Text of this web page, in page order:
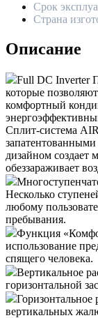
Срок
Страна
Описание
Full DC Inverter
которые
комфортный
Сплит-система
дизайном
обеззараживает
Несколько
любому
пребывания.
Функция
использование
спящего человека.
Вертикальное
горизонтальной
Горизонтальное
вертикальных